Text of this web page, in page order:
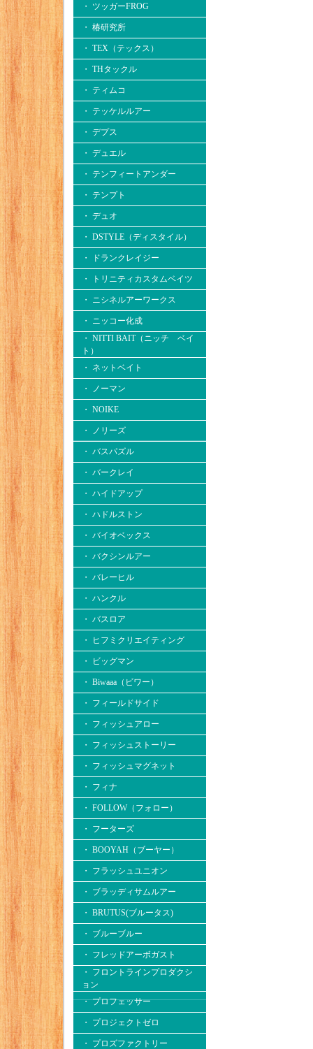
・ ツッガーFROG
・ 椿研究所
・ TEX（テックス）
・ THタックル
・ ティムコ
・ テッケルルアー
・ デプス
・ デュエル
・ テンフィートアンダー
・ テンプト
・ デュオ
・ DSTYLE（ディスタイル）
・ ドランクレイジー
・ トリニティカスタムベイツ
・ ニシネルアーワークス
・ ニッコー化成
・ NITTI BAIT（ニッチ ベイ
ト）
・ ネットベイト
・ ノーマン
・ NOIKE
・ ノリーズ
・ バスパズル
・ バークレイ
・ ハイドアップ
・ ハドルストン
・ バイオベックス
・ バクシンルアー
・ バレーヒル
・ ハンクル
・ バスロア
・ ヒフミクリエイティング
・ ビッグマン
・ Biwaaa（ビワー）
・ フィールドサイド
・ フィッシュアロー
・ フィッシュストーリー
・ フィッシュマグネット
・ フィナ
・ FOLLOW（フォロー）
・ フーターズ
・ BOOYAH（ブーヤー）
・ フラッシュユニオン
・ ブラッディサムルアー
・ BRUTUS(ブルータス)
・ ブルーブルー
・ フレッドアーボガスト
・ フロントラインプロダクシ
ョン
・ プロフェッサー
・ プロジェクトゼロ
・ プロズファクトリー